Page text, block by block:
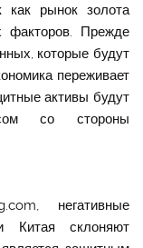
как рынок золота
факторов. Прежде
которые будут
переживает
активы будут
со стороны
негативные
склоняют